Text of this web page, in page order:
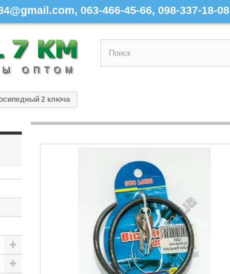
063-466-45-66, 098-337-18-08
2 ключа